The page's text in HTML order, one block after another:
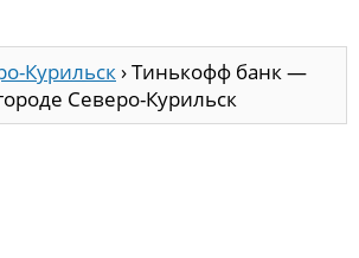
Курильск›Тинькофф банк —
Северо-Курильск